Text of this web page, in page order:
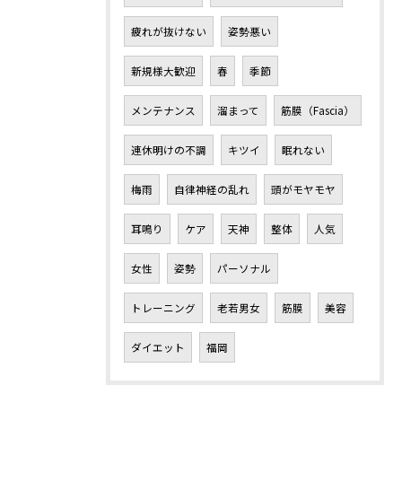
疲れが抜けない 姿勢悪い
新規様大歓迎 春 季節
メンテナンス 溜まって 筋膜（Fascia）
連休明けの不調 キツイ 眠れない
梅雨 自律神経の乱れ 頭がモヤモヤ
耳鳴り ケア 天神 整体 人気
女性 姿勢 パーソナル
トレーニング 老若男女 筋膜 美容
ダイエット 福岡